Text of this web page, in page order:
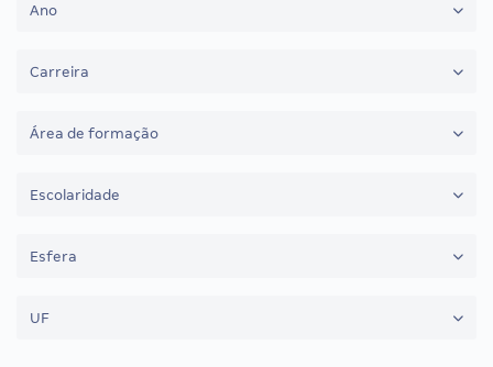
Ano
Carreira
Área de formação
Escolaridade
Esfera
UF